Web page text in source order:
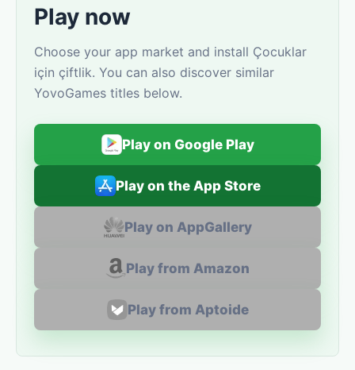
Play now
Choose your app market and install Çocuklar
için çiftlik. You can also discover similar
YovoGames titles below.
Play on Google Play
Play on the App Store
Play on AppGallery
Play from Amazon
Play from Aptoide